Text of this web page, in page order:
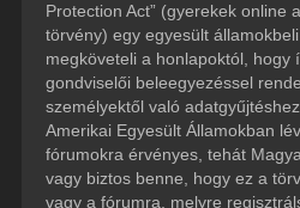
Protection Act” (gyerekek online
törvény) egy egyesült
megköveteli a honlapoktól, hogy
gondviselői beleegyezéssel
személyektől való
Amerikai Egyesült Államokban
fórumokra érvényes, tehát
vagy biztos benne, hogy ez a
vagy a fórumra, melyre